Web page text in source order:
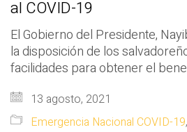
al COVID-19
El Gobierno del Presidente,
la disposición de los
facilidades para obtener el
13 agosto, 2021
Emergencia Nacional COVID-19,